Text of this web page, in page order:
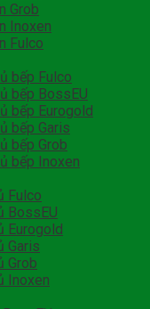
Grob
Inoxen
Fulco
bếp Fulco
bếp BossEU
bếp Eurogold
bếp Garis
bếp Grob
bếp Inoxen
Fulco
BossEU
Eurogold
Garis
Grob
Inoxen